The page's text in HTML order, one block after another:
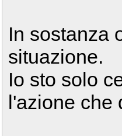
In sostanza
situazione.
Io sto solo
l'azione che